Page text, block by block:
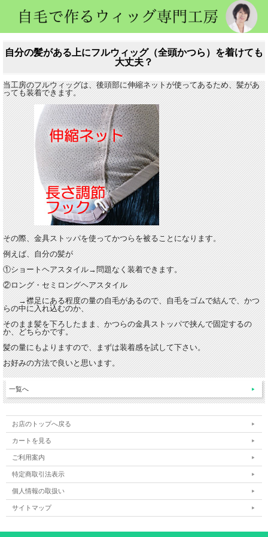
自分の髪がある上にフルウィッグ（全頭かつら）を着けても
大丈夫？
当工房のフルウィッグは、後頭部に伸縮ネットが使ってあるため、髪があ
っても装着できます。
その際、金具ストッパを使ってかつらを被ることになります。
例えば、自分の髪が
①ショートヘアスタイル→問題なく装着できます。
②ロング・セミロングヘアスタイル
→襟足にある程度の量の自毛があるので、自毛をゴムで結んで、かつ
らの中に入れ込むのか、
そのまま髪を下ろしたまま、かつらの金具ストッパで挟んで固定するの
か、どちらかです。
髪の量にもよりますので、まずは装着感を試して下さい。
お好みの方法で良いと思います。
一覧へ
お店のトップへ戻る
カートを見る
ご利用案内
特定商取引法表示
個人情報の取扱い
サイトマップ